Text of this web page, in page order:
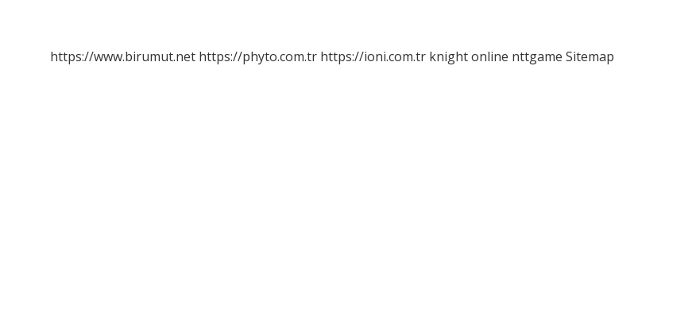
https://www.birumut.net https://phyto.com.tr https://ioni.com.tr knight online nttgame Sitemap